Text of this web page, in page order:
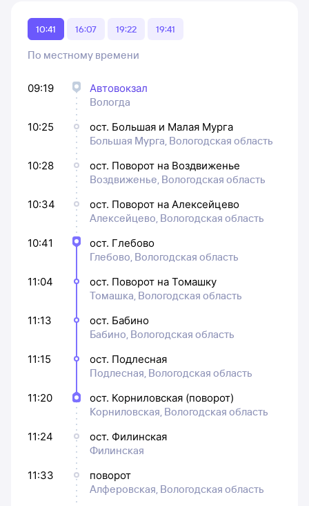
10:41 16:07 19:22 19:41
По местному времени
09:19
Автовокзал
Вологда
10:25
ост. Большая и Малая Мурга
Большая Мурга, Вологодская область
10:28
ост. Поворот на Воздвиженье
Воздвиженье, Вологодская область
10:34
ост. Поворот на Алексейцево
Алексейцево, Вологодская область
10:41
ост. Глебово
Глебово, Вологодская область
11:04
ост. Поворот на Томашку
Томашка, Вологодская область
11:13
ост. Бабино
Бабино, Вологодская область
11:15
ост. Подлесная
Подлесная, Вологодская область
11:20
ост. Корниловская (поворот)
Корниловская, Вологодская область
11:24
ост. Филинская
Филинская
11:33
поворот
Алферовская, Вологодская область